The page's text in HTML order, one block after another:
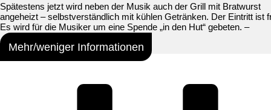
Spätestens jetzt wird neben der Musik auch der Grill mit Bratwurst
angeheizt – selbstverständlich mit kühlen Getränken. Der Eintritt ist
Es wird für die Musiker um eine Spende „in den Hut“ gebeten. –
Mehr/weniger Informationen